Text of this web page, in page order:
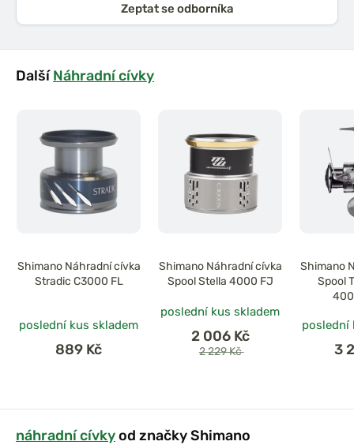
Zeptat se odborníka
DalšíNáhradní cívky
Shimano Náhradní cívka
Stradic C3000 FL
poslední kus skladem
889 Kč
Shimano Náhradní cívka
Spool Stella 4000 FJ
poslední kus skladem
2 006 Kč
2 229 Kč
Shimano
Spool
poslední
3
náhradní cívkyod značky Shimano